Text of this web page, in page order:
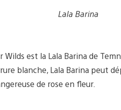
Lala Barina
est la Lala Barina de
blanche, Lala Barina peut
de rose en fleur.